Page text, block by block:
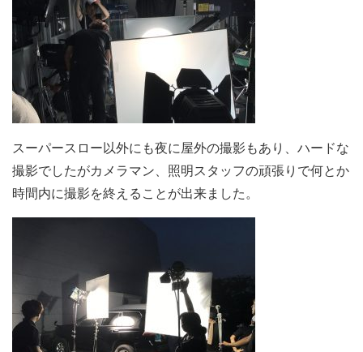
スーパースロー以外にも夜に屋外の撮影もあり、ハードな
撮影でしたがカメラマン、照明スタッフの頑張りで何とか
時間内に撮影を終えることが出来ました。